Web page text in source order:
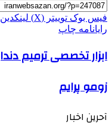
فیس بوک توییتر (X) لینکدین
رایانامه چاپ
ابزار تخصصی ترمیم
زومو پرایم
آحرین اخبار